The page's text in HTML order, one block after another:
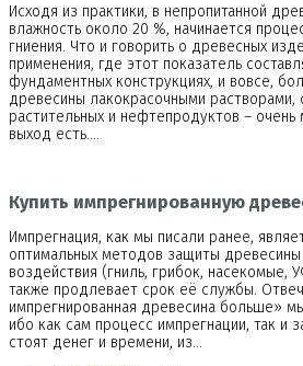
Исходя из практики, в непропитанной
влажность около 20 %, начинается
гниения. Что и говорить о древесных
применения, где этот показатель
фундаментных конструкциях, и вовсе,
древесины лакокрасочными растворами,
растительных и нефтепродуктов –
выход есть.…
Купить импрегнированную
Импрегнация, как мы писали ранее,
оптимальных методов защиты древесины
воздействия (гниль, грибок, насекомые,
также продлевает срок её службы.
импрегнированная древесина больше»
ибо как сам процесс импрегнации, так и
стоят денег и времени, из…